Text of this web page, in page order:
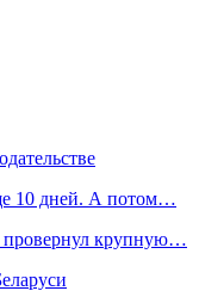
10 дней. А потом…
провернул крупную…